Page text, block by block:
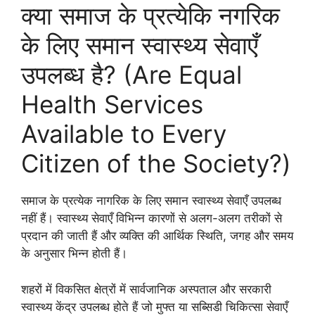
क्या समाज के प्रत्येकि नगरिक
के लिए समान स्वास्थ्य सेवाएँ
उपलब्ध है? (Are Equal
Health Services
Available to Every
Citizen of the Society?)
समाज के प्रत्येक नागरिक के लिए समान स्वास्थ्य सेवाएँ उपलब्ध
नहीं हैं। स्वास्थ्य सेवाएँ विभिन्न कारणों से अलग-अलग तरीकों से
प्रदान की जाती हैं और व्यक्ति की आर्थिक स्थिति, जगह और समय
के अनुसार भिन्न होती हैं।
शहरों में विकसित क्षेत्रों में सार्वजानिक अस्पताल और सरकारी
स्वास्थ्य केंद्र उपलब्ध होते हैं जो मुफ्त या सब्सिडी चिकित्सा सेवाएँ